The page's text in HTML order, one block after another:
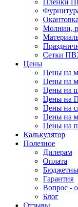
Пленки
Молнии,
Сетки
Цены
Цены на
Цены на
Цены на
Цены на
Цены на
Цены на
Цены на
Калькулятор
Полезное
Дилерам
Оплата
Гарантия
Вопрос -
Блог
Отзывы